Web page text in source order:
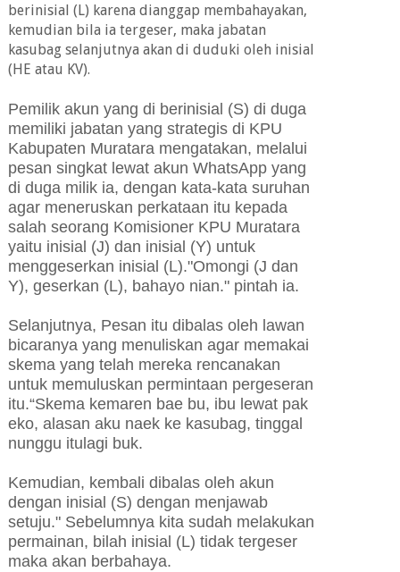
berinisial (L) karena dianggap membahayakan,
kemudian bila ia tergeser, maka jabatan
kasubag selanjutnya akan di duduki oleh inisial
(HE atau KV).
Pemilik akun yang di berinisial (S) di duga
memiliki jabatan yang strategis di KPU
Kabupaten Muratara mengatakan, melalui
pesan singkat lewat akun WhatsApp yang
di duga milik ia, dengan kata-kata suruhan
agar meneruskan perkataan itu kepada
salah seorang Komisioner KPU Muratara
yaitu inisial (J) dan inisial (Y) untuk
menggeserkan inisial (L)."Omongi (J dan
Y), geserkan (L), bahayo nian." pintah ia.
Selanjutnya, Pesan itu dibalas oleh lawan
bicaranya yang menuliskan agar memakai
skema yang telah mereka rencanakan
untuk memuluskan permintaan pergeseran
itu.“Skema kemaren bae bu, ibu lewat pak
eko, alasan aku naek ke kasubag, tinggal
nunggu itulagi buk.
Kemudian, kembali dibalas oleh akun
dengan inisial (S) dengan menjawab
setuju." Sebelumnya kita sudah melakukan
permainan, bilah inisial (L) tidak tergeser
maka akan berbahaya.